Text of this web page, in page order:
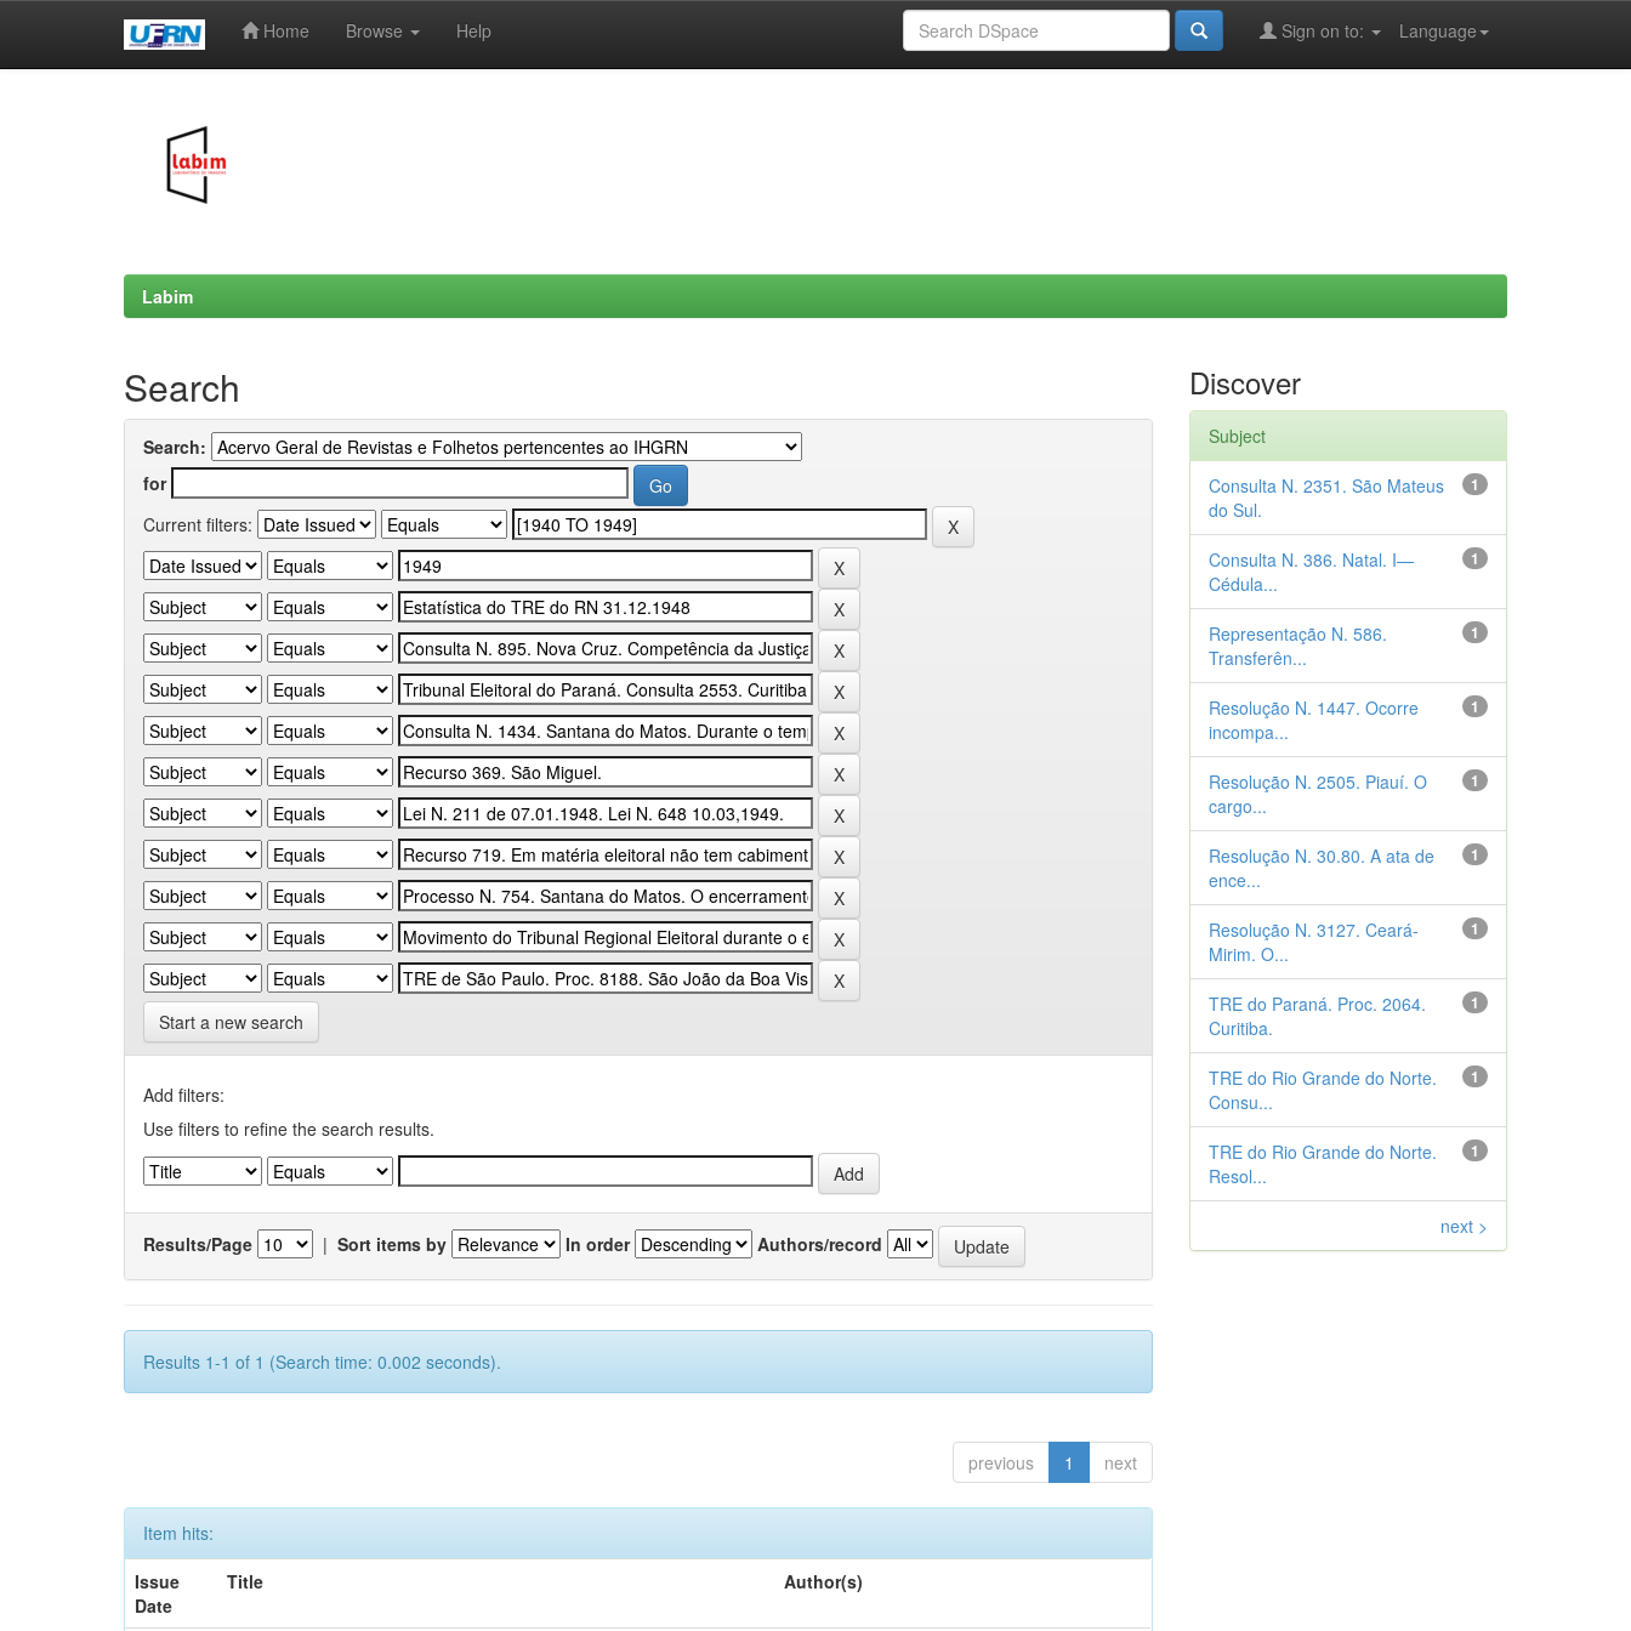
Home Browse Help Language
Sign on to:
Labim
Search
Search:
for
Current filters:
Start a new search
Add filters:
Use filters to refine the search results.
Results/Page | Sort items by In order Authors/record
Results 1-1 of 1 (Search time: 0.002 seconds).
previous 1 next
Item hits:
Issue
Date
Title Author(s)
Discover
Subject
1
Consulta N. 2351. São Mateus
do Sul.
1
Consulta N. 386. Natal. I—
Cédula...
1
Representação N. 586.
Transferên...
1
Resolução N. 1447. Ocorre
incompa...
1
Resolução N. 2505. Piauí. O
cargo...
1
Resolução N. 30.80. A ata de
ence...
1
Resolução N. 3127. Ceará-
Mirim. O...
1
TRE do Paraná. Proc. 2064.
Curitiba.
1
TRE do Rio Grande do Norte.
Consu...
1
TRE do Rio Grande do Norte.
Resol...
next >